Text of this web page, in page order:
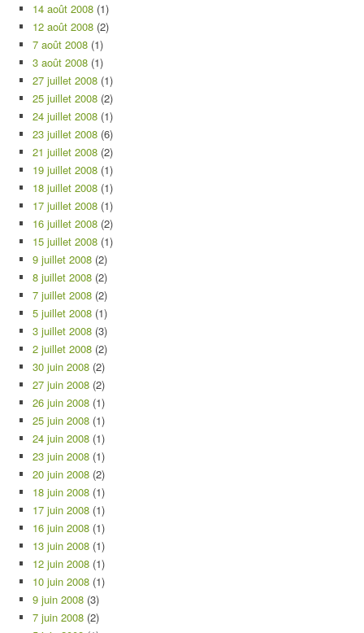
14 août 2008 (1)
12 août 2008 (2)
7 août 2008 (1)
3 août 2008 (1)
27 juillet 2008 (1)
25 juillet 2008 (2)
24 juillet 2008 (1)
23 juillet 2008 (6)
21 juillet 2008 (2)
19 juillet 2008 (1)
18 juillet 2008 (1)
17 juillet 2008 (1)
16 juillet 2008 (2)
15 juillet 2008 (1)
9 juillet 2008 (2)
8 juillet 2008 (2)
7 juillet 2008 (2)
5 juillet 2008 (1)
3 juillet 2008 (3)
2 juillet 2008 (2)
30 juin 2008 (2)
27 juin 2008 (2)
26 juin 2008 (1)
25 juin 2008 (1)
24 juin 2008 (1)
23 juin 2008 (1)
20 juin 2008 (2)
18 juin 2008 (1)
17 juin 2008 (1)
16 juin 2008 (1)
13 juin 2008 (1)
12 juin 2008 (1)
10 juin 2008 (1)
9 juin 2008 (3)
7 juin 2008 (2)